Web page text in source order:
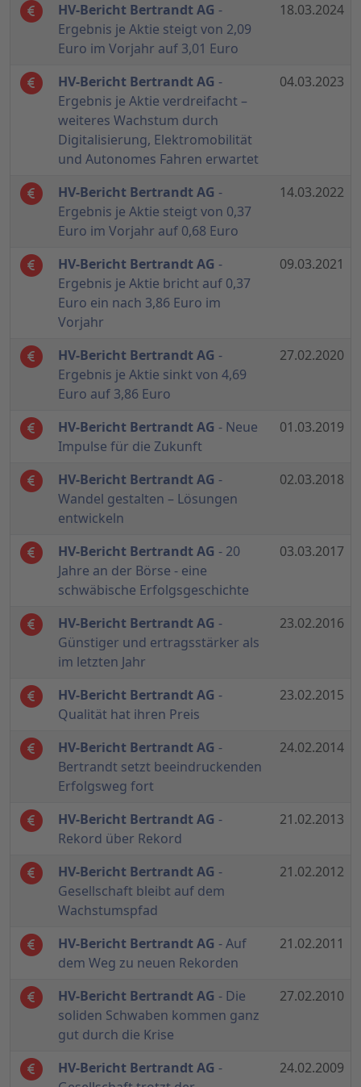
HV-Bericht Bertrandt AG -
Ergebnis je Aktie steigt von 2,09
Euro im Vorjahr auf 3,01 Euro
18.03.2024
HV-Bericht Bertrandt AG -
Ergebnis je Aktie verdreifacht –
weiteres Wachstum durch
Digitalisierung, Elektromobilität
und Autonomes Fahren erwartet
04.03.2023
HV-Bericht Bertrandt AG -
Ergebnis je Aktie steigt von 0,37
Euro im Vorjahr auf 0,68 Euro
14.03.2022
HV-Bericht Bertrandt AG -
Ergebnis je Aktie bricht auf 0,37
Euro ein nach 3,86 Euro im
Vorjahr
09.03.2021
HV-Bericht Bertrandt AG -
Ergebnis je Aktie sinkt von 4,69
Euro auf 3,86 Euro
27.02.2020
HV-Bericht Bertrandt AG - Neue
Impulse für die Zukunft
01.03.2019
HV-Bericht Bertrandt AG -
Wandel gestalten – Lösungen
entwickeln
02.03.2018
HV-Bericht Bertrandt AG - 20
Jahre an der Börse - eine
schwäbische Erfolgsgeschichte
03.03.2017
HV-Bericht Bertrandt AG -
Günstiger und ertragsstärker als
im letzten Jahr
23.02.2016
HV-Bericht Bertrandt AG -
Qualität hat ihren Preis
23.02.2015
HV-Bericht Bertrandt AG -
Bertrandt setzt beeindruckenden
Erfolgsweg fort
24.02.2014
HV-Bericht Bertrandt AG -
Rekord über Rekord
21.02.2013
HV-Bericht Bertrandt AG -
Gesellschaft bleibt auf dem
Wachstumspfad
21.02.2012
HV-Bericht Bertrandt AG - Auf
dem Weg zu neuen Rekorden
21.02.2011
HV-Bericht Bertrandt AG - Die
soliden Schwaben kommen ganz
gut durch die Krise
27.02.2010
HV-Bericht Bertrandt AG -
24.02.2009